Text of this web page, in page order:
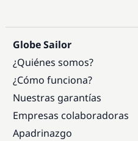
Globe Sailor
¿Quiénes somos?
¿Cómo funciona?
Nuestras garantías
Empresas colaboradoras
Apadrinazgo